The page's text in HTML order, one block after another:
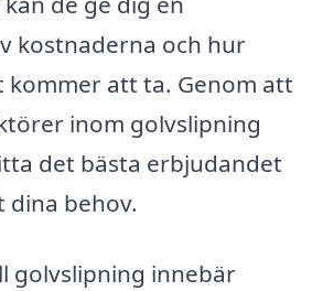
kostnaderna och hur
att ta. Genom att
inom golvslipning
det bästa erbjudandet
dina behov.
golvslipning innebär